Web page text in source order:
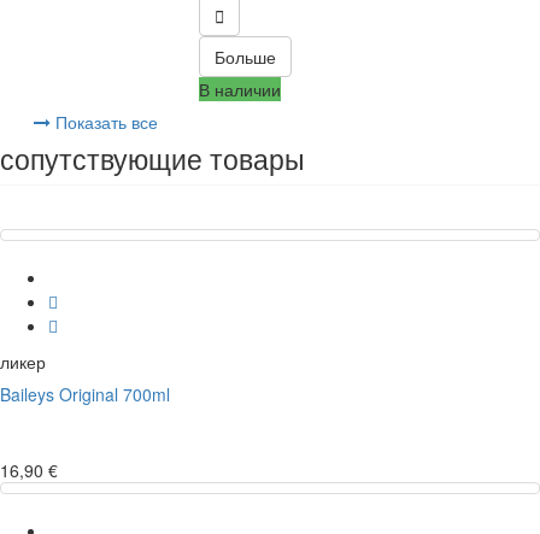

Больше
В наличии
Показать все
сопутствующие товары
ликер
Baileys Original 700ml
16,90 €